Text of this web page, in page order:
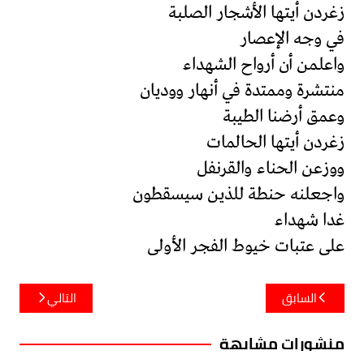
زغردن أيتها الأشجار الصلبة
في وجه الإعصار
واعلمن أن أرواح الشهداء
منتشرة وممتدة في أنهار ووديان
وعمق أرضنا الطيبة
زغردن أيتها الحالمات
ووزعن الحناء والقرنفل
واجعلنه حنطة للذين سيسقطون
غدا شهداء
على عتبات خيوط الفجر الأولى
تصفّح
المقالات
السابق التالي
منشورات مشابهة